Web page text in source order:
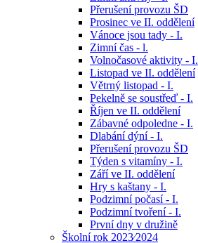
Přerušení provozu ŠD
Prosinec ve II. oddělení
Vánoce jsou tady - I.
Zimní čas - l.
Volnočasové aktivity - I.
Listopad ve II. oddělení
Větrný listopad - I.
Pekelně se soustřeď - I.
Říjen ve II. oddělení
Zábavné odpoledne - I.
Dlabání dýní - I.
Přerušení provozu ŠD
Týden s vitamíny - I.
Září ve II. oddělení
Hry s kaštany - I.
Podzimní počasí - I.
Podzimní tvoření - I.
První dny v družině
Školní rok 2023⁄2024